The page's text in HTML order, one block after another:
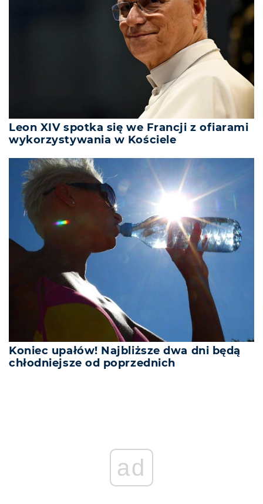
Leon XIV spotka się we Francji z ofiarami
wykorzystywania w Kościele
Koniec upałów! Najbliższe dwa dni będą
chłodniejsze od poprzednich
ad